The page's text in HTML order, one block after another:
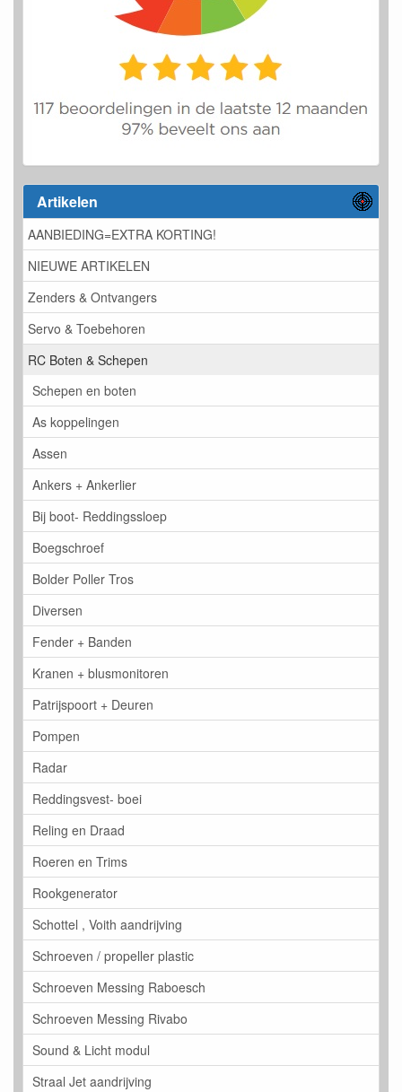
Artikelen
AANBIEDING=EXTRA KORTING!
NIEUWE ARTIKELEN
Zenders & Ontvangers
Servo & Toebehoren
RC Boten & Schepen
Schepen en boten
As koppelingen
Assen
Ankers + Ankerlier
Bij boot- Reddingssloep
Boegschroef
Bolder Poller Tros
Diversen
Fender + Banden
Kranen + blusmonitoren
Patrijspoort + Deuren
Pompen
Radar
Reddingsvest- boei
Reling en Draad
Roeren en Trims
Rookgenerator
Schottel , Voith aandrijving
Schroeven / propeller plastic
Schroeven Messing Raboesch
Schroeven Messing Rivabo
Sound & Licht modul
Straal Jet aandrijving